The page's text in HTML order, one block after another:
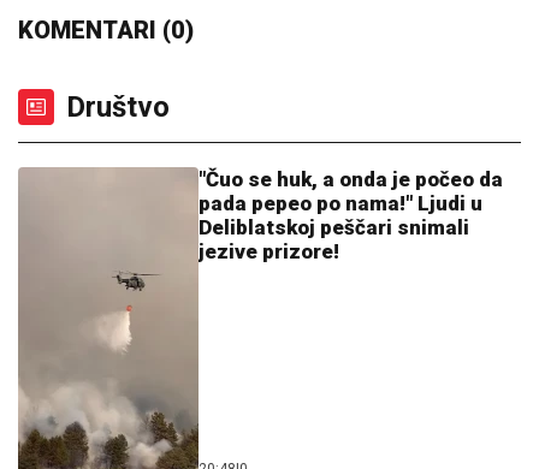
pokazala izvajane noge, a onda je sevnulo i više nego
što je planirala (Foto)
Rezervisti pokrali redovne trupe:
Odnose sve, od municije do
naoružanja – Berlin u PANICI!
Skandal u redovima nemačke vojske: